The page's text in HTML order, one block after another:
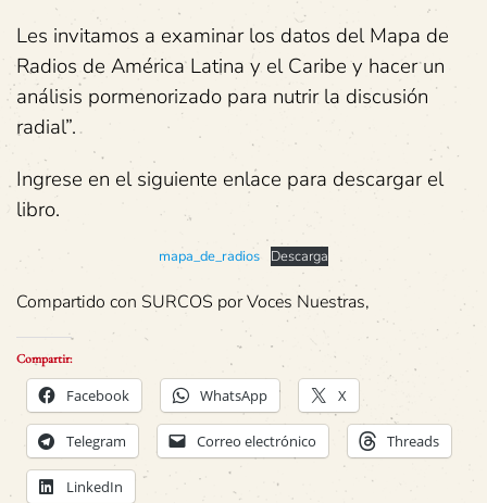
Les invitamos a examinar los datos del Mapa de
Radios de América Latina y el Caribe y hacer un
análisis pormenorizado para nutrir la discusión
radial”.
Ingrese en el siguiente enlace para descargar el
libro.
mapa_de_radios Descarga
Compartido con SURCOS por Voces Nuestras,
Compartir:
Facebook WhatsApp X
Telegram Correo electrónico Threads
LinkedIn